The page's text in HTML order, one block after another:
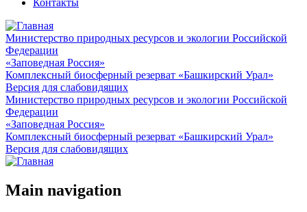
Министерство природных ресурсов и экологии Российской
Федерации
«Заповедная Россия»
Комплексный биосферный резерват «Башкирский Урал»
Версия для слабовидящих
Министерство природных ресурсов и экологии Российской
Федерации
«Заповедная Россия»
Комплексный биосферный резерват «Башкирский Урал»
Версия для слабовидящих
Main navigation